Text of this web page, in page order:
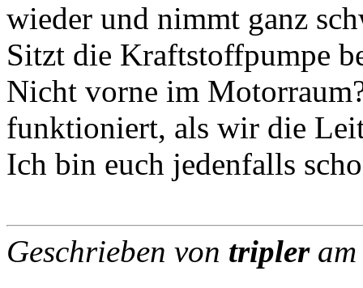
wieder und nimmt ganz
Sitzt die Kraftstoffpumpe
Nicht vorne im
funktioniert, als wir die
Ich bin euch jedenfalls
Geschrieben von tripleram